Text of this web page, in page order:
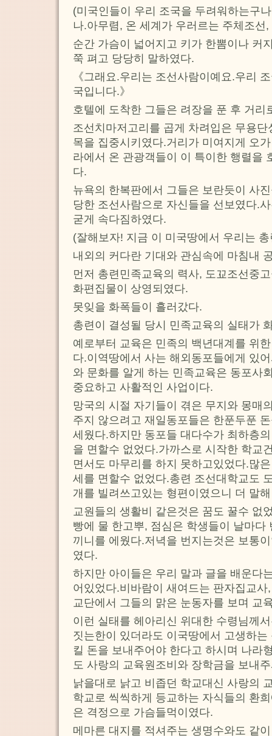
(미국인들이 우리 조국을 두려워하는구
나.아무렴, 온 세계가 우러르는 주체조선
순간 가슴이 넓어지고 키가 한뽐이나 커
쭉 펴고 당당히 말하였다.
《그래요.우리는 조선사람이예요.우리
국입니다.》
호텔에 도착한 그들은 려장을 푼 후 거리
조선치마저고리를 곱게 차려입은 무용
목을 집중시키였다.거리가 미여지게 오
라에서 온 관광객들이 이 특이한 행렬을
다.
뉴욕의 한복판에서 그들은 보란듯이 사
당한 조선사람으로 자신들을 선보였다.
굳게 속다짐하였다.
(잘해보자! 지금 이 미국땅에서 우리는
내외의 커다란 기대와 관심속에 마침내
먼저 총련민족교육의 력사, 도꾜조선중
화편집물이 상영되였다.
못잊을 화폭들이 흘러갔다.
총련이 결성될 당시 민족교육의 실태가
예로부터 교육은 민족의 백년대계를 위
다.이역땅에서 사는 해외동포들에게 있
와 문화를 알게 하는 민족교육은 동포사
중요하고 사활적인 사업이다.
망국의 시절 자기들이 겪은 무지와 몽매
주지 않으려고 재일동포들은 한푼두푼
세웠다.하지만 동포들 대다수가 최하층
을 면할수 없었다.가까스로 시작한 학교
면서도 마무리를 하지 못하고있었다.많
세를 면할수 없었다.총련 조선대학교도
개를 빌려쓰고있는 형편이였으니 더 말
교원들의 생활비 같은것은 꿈도 꿀수 없
빵에 물 한고뿌, 점심은 학생들이 날마다
끼니를 에웠다.저녁을 번지는것은 보통
였다.
하지만 아이들은 우리 말과 글을 배운다
어있었다.비바람이 새여드는 판자집교
교단에서 그들의 맑은 눈동자를 보며 교
이런 실태를 헤아리신 위대한 수령님께
짓는한이 있더라도 이국땅에서 고생하
킬 돈을 보내주어야 한다고 하시며 나라
도 사랑의 교육원조비와 장학금을 보내
낡을대로 낡고 비좁던 학교대신 사랑의
학교로 씩씩하게 등교하는 자식들의 환
은 격정으로 가슴들먹이였다.
메마른 대지를 적셔주는 생명수와도 같